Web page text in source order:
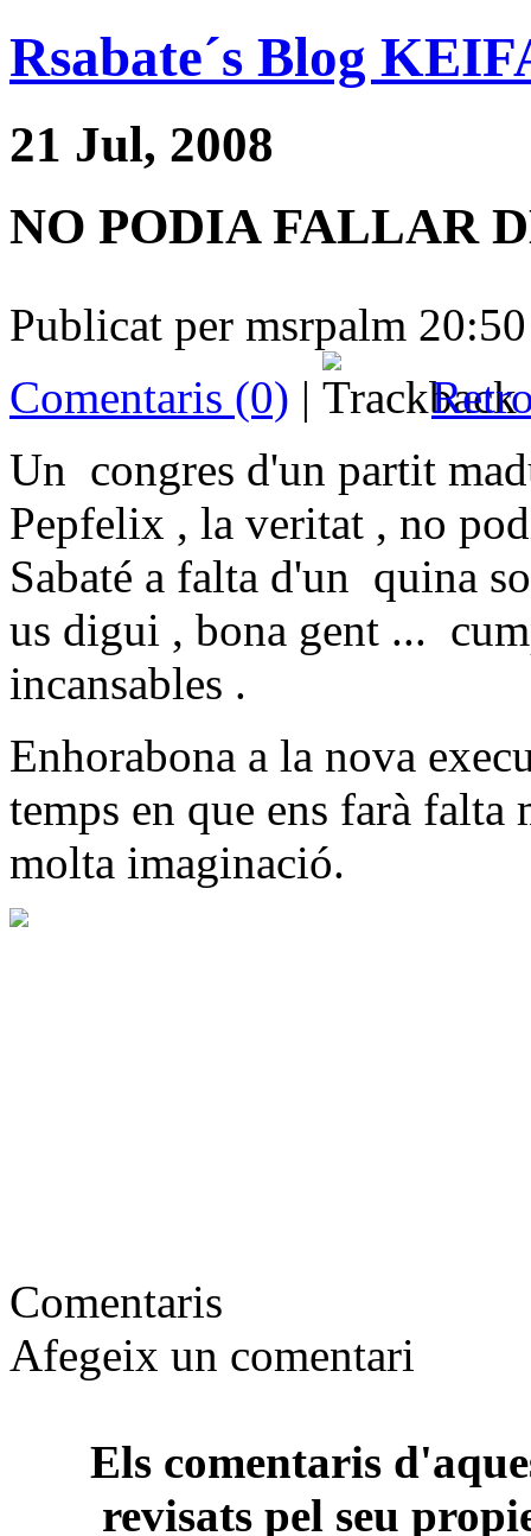
Rsabate´s Blog
21 Jul, 2008
NO PODIA FALLAR
Publicat per msrpalm
Comentaris (0) |
Un congres d'un partit
Pepfelix , la veritat , no
Sabaté a falta d'un quina
us digui , bona gent ...
incansables .
Enhorabona a la nova
temps en que ens farà
molta imaginació.
Comentaris
Afegeix un comentari
Els comentaris
revisats pel seu